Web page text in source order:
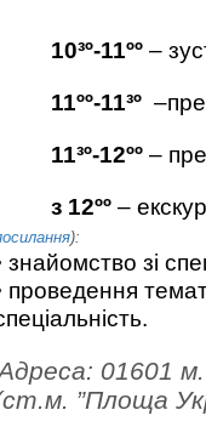
10³º-11ºº–
11ºº-11³º
11³º-12ºº –
з 12ºº–
):
знайомство зі
проведення
01601
”Площа